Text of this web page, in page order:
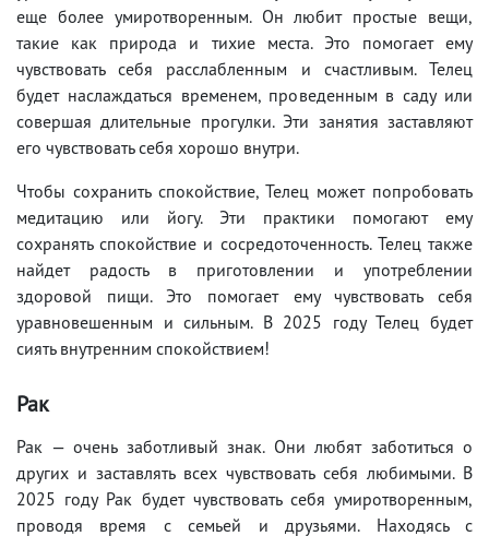
еще более умиротворенным. Он любит простые вещи,
такие как природа и тихие места. Это помогает ему
чувствовать себя расслабленным и счастливым. Телец
будет наслаждаться временем, проведенным в саду или
совершая длительные прогулки. Эти занятия заставляют
его чувствовать себя хорошо внутри.
Чтобы сохранить спокойствие, Телец может попробовать
медитацию или йогу. Эти практики помогают ему
сохранять спокойствие и сосредоточенность. Телец также
найдет радость в приготовлении и употреблении
здоровой пищи. Это помогает ему чувствовать себя
уравновешенным и сильным. В 2025 году Телец будет
сиять внутренним спокойствием!
Рак
Рак — очень заботливый знак. Они любят заботиться о
других и заставлять всех чувствовать себя любимыми. В
2025 году Рак будет чувствовать себя умиротворенным,
проводя время с семьей и друзьями. Находясь с